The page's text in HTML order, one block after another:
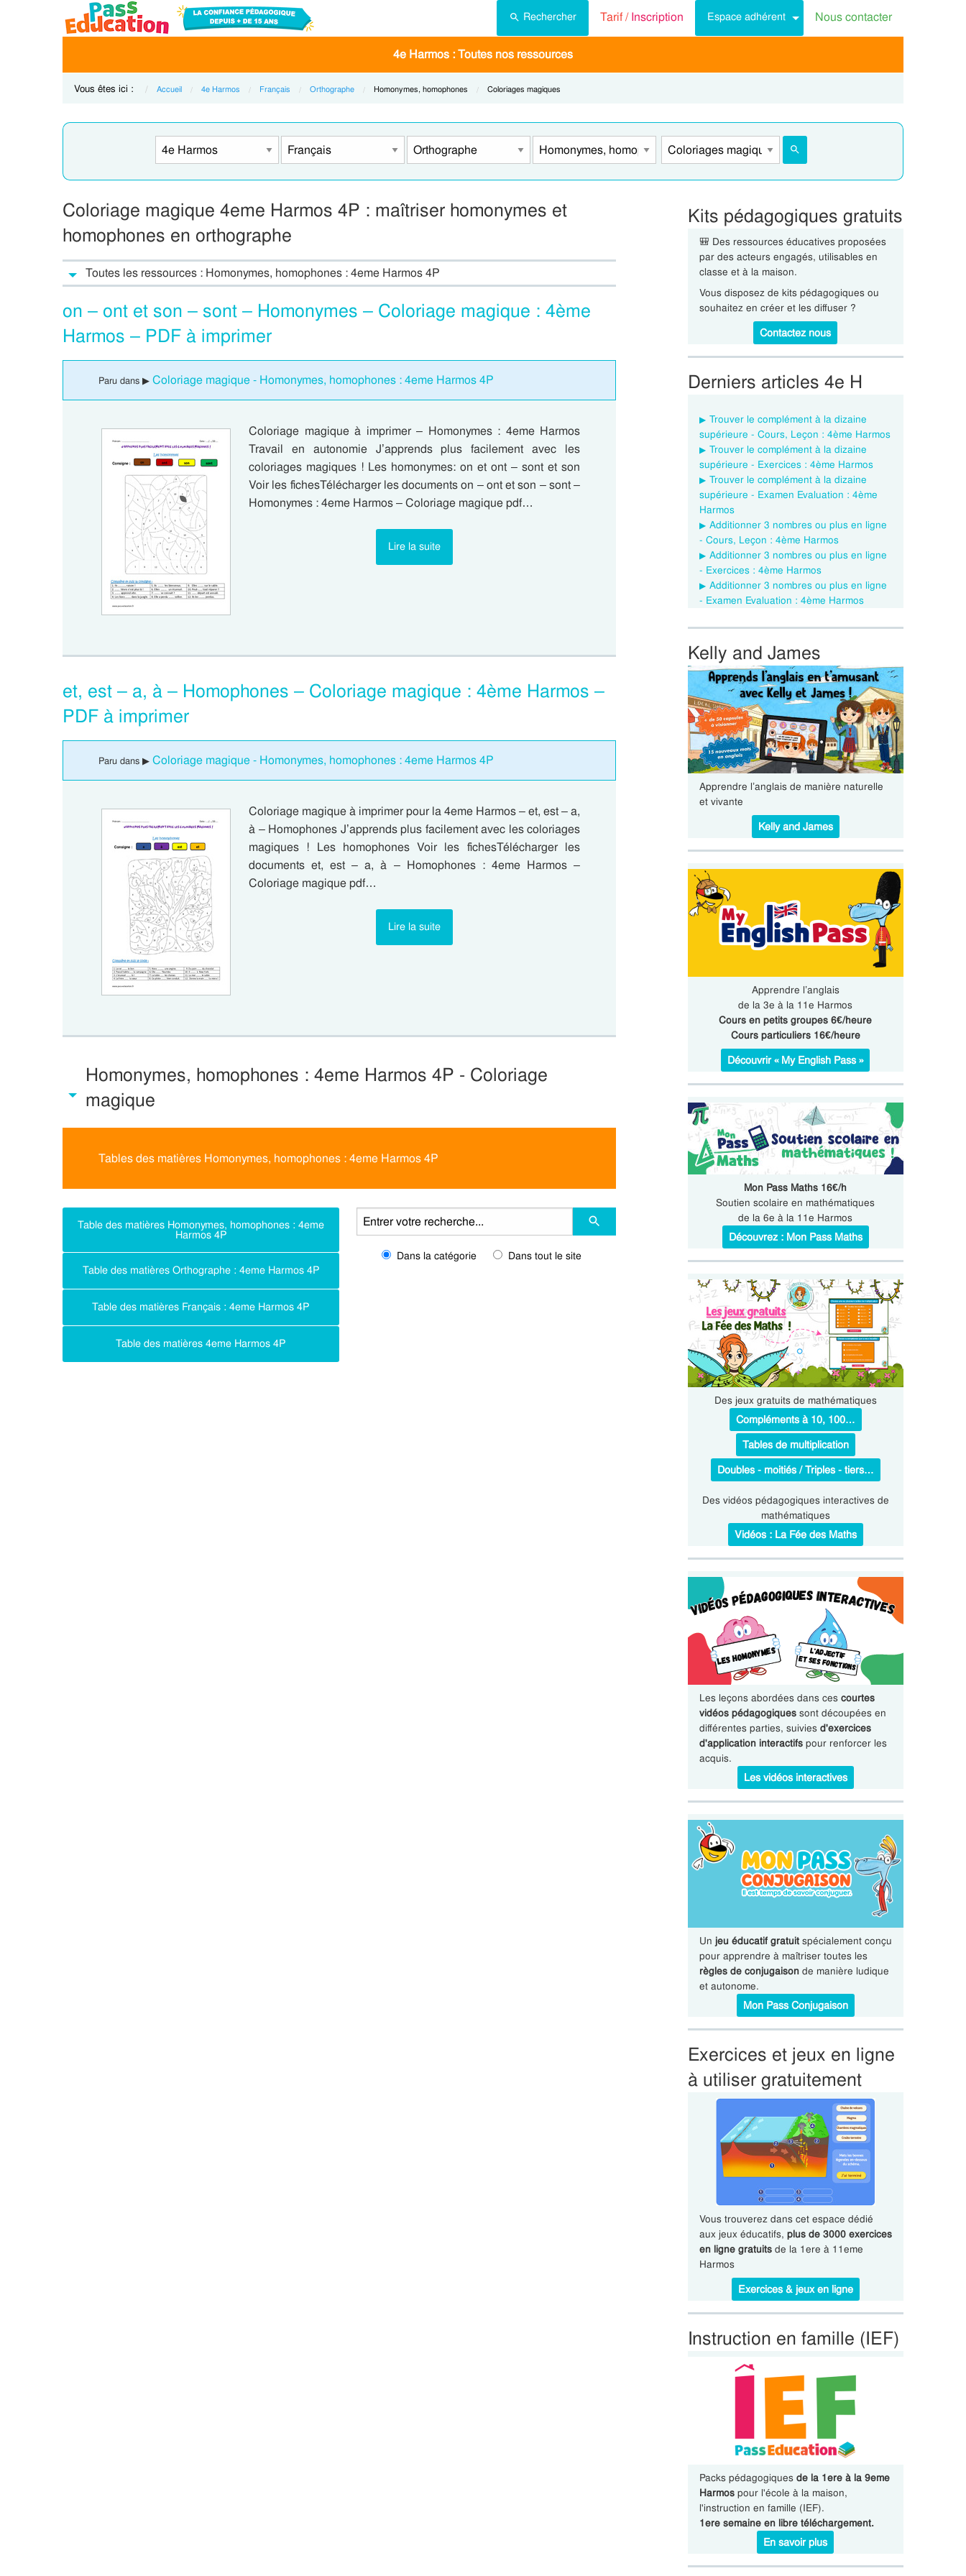
Rechercher Tarif /Inscription Espace adhérent Nous contacter
4e Harmos : Toutes nos ressources
Vous êtes ici : Accueil 4e Harmos Français Orthographe Current:
Homonymes, homophones Current:
Coloriages magiques
Coloriage magique 4eme Harmos 4P : maîtriser homonymes et
homophones en orthographe
Toutes les ressources : Homonymes, homophones : 4eme Harmos 4P
on – ont et son – sont – Homonymes – Coloriage magique : 4ème
Harmos – PDF à imprimer
Paru dans ▶ Coloriage magique - Homonymes, homophones : 4eme Harmos 4P
Coloriage magique à imprimer – Homonymes : 4eme Harmos
Travail en autonomie J’apprends plus facilement avec les
coloriages magiques ! Les homonymes: on et ont – sont et son
Voir les fichesTélécharger les documents on – ont et son – sont –
Homonymes : 4eme Harmos – Coloriage magique pdf…
Lire la suite
et, est – a, à – Homophones – Coloriage magique : 4ème Harmos –
PDF à imprimer
Paru dans ▶ Coloriage magique - Homonymes, homophones : 4eme Harmos 4P
Coloriage magique à imprimer pour la 4eme Harmos – et, est – a,
à – Homophones J’apprends plus facilement avec les coloriages
magiques ! Les homophones Voir les fichesTélécharger les
documents et, est – a, à – Homophones : 4eme Harmos –
Coloriage magique pdf…
Lire la suite
Homonymes, homophones : 4eme Harmos 4P - Coloriage
magique
Tables des matières Homonymes, homophones : 4eme Harmos 4P
Table des matières Homonymes, homophones : 4eme
Harmos 4P
Table des matières Orthographe : 4eme Harmos 4P
Table des matières Français : 4eme Harmos 4P
Table des matières 4eme Harmos 4P
Dans la catégorie Dans tout le site
Kits pédagogiques gratuits
🎒 Des ressources éducatives proposées
par des acteurs engagés, utilisables en
classe et à la maison.
Vous disposez de kits pédagogiques ou
souhaitez en créer et les diffuser ?
Contactez nous
Derniers articles 4e H
Trouver le complément à la dizaine
supérieure - Cours, Leçon : 4ème Harmos
Trouver le complément à la dizaine
supérieure - Exercices : 4ème Harmos
Trouver le complément à la dizaine
supérieure - Examen Evaluation : 4ème
Harmos
Additionner 3 nombres ou plus en ligne
- Cours, Leçon : 4ème Harmos
Additionner 3 nombres ou plus en ligne
- Exercices : 4ème Harmos
Additionner 3 nombres ou plus en ligne
- Examen Evaluation : 4ème Harmos
Kelly and James
Apprendre l’anglais de manière naturelle
et vivante
Kelly and James
Apprendre l’anglais
de la 3e à la 11e Harmos
Cours en petits groupes 6€/heure
Cours particuliers 16€/heure
Découvrir « My English Pass »
Mon Pass Maths 16€/h
Soutien scolaire en mathématiques
de la 6e à la 11e Harmos
Découvrez : Mon Pass Maths
Des jeux gratuits de mathématiques
Compléments à 10, 100…
Tables de multiplication
Doubles - moitiés / Triples - tiers…
Des vidéos pédagogiques interactives de
mathématiques
Vidéos : La Fée des Maths
Les leçons abordées dans ces courtes
vidéos pédagogiquessont découpées en
différentes parties, suivies d'exercices
d'application interactifspour renforcer les
acquis.
Les vidéos interactives
Un jeu éducatif gratuitspécialement conçu
pour apprendre à maîtriser toutes les
règles de conjugaisonde manière ludique
et autonome.
Mon Pass Conjugaison
Exercices et jeux en ligne
à utiliser gratuitement
Vous trouverez dans cet espace dédié
aux jeux éducatifs, plus de 3000 exercices
en ligne gratuitsde la 1ere à 11eme
Harmos
Exercices & jeux en ligne
Instruction en famille (IEF)
Packs pédagogiques de la 1ere à la 9eme
Harmospour l'école à la maison,
l'instruction en famille (IEF).
1ere semaine en libre téléchargement.
En savoir plus